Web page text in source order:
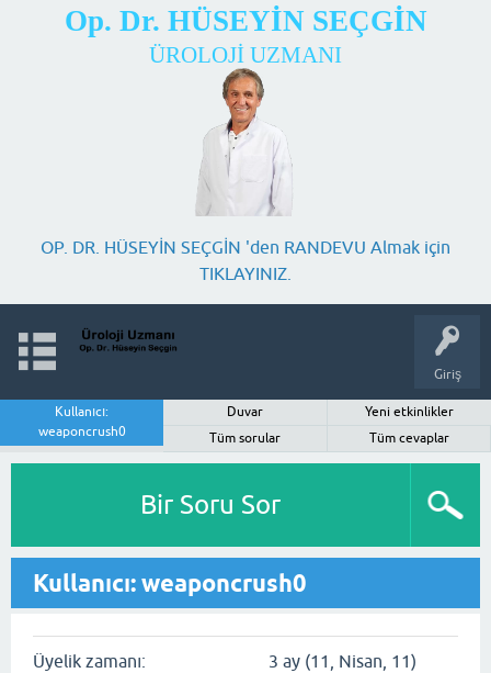
Op. Dr. HÜSEYİN SEÇGİN
ÜROLOJİ UZMANI
OP. DR. HÜSEYİN SEÇGİN 'den RANDEVU Almak için
TIKLAYINIZ.
Giriş
Kullanıcı:
weaponcrush0
Duvar
Yeni etkinlikler
Tüm sorular
Tüm cevaplar
Bir Soru Sor
Kullanıcı: weaponcrush0
Üyelik zamanı: 3 ay (11, Nisan, 11)